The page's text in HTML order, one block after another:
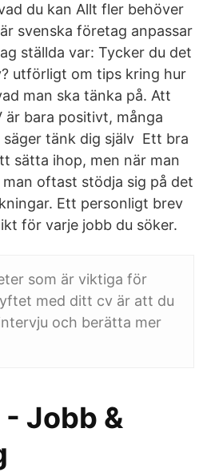
du kan Allt fler behöver
svenska företag anpassar
ställda var: Tycker du det
utförligt om tips kring hur
man ska tänka på. Att
är bara positivt, många
tänk dig själv Ett bra
sätta ihop, men när man
oftast stödja sig på det
Ett personligt brev
för varje jobb du söker.
som är viktiga för
med ditt cv är att du
och berätta mer
Jobb &